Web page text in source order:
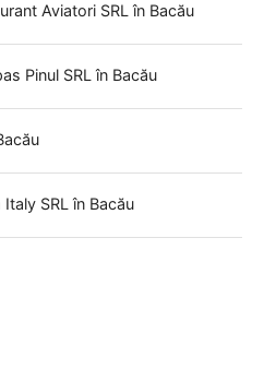
Aviatori SRL în Bacău
Pinul SRL în Bacău
SRL în Bacău